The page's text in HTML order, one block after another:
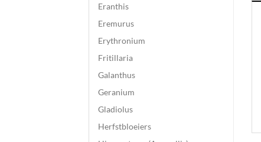
Eranthis
Eremurus
Erythronium
Fritillaria
Galanthus
Geranium
Gladiolus
Herfstbloeiers